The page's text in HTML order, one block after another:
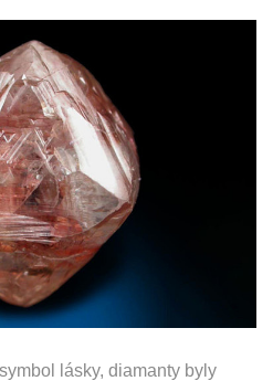
lásky, diamanty byly